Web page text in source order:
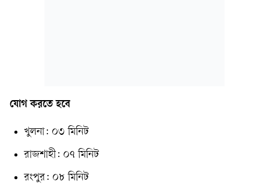
যোগ করতে হবে
খুলনা: ০৩ মিনিট
রাজশাহী: ০৭ মিনিট
রংপুর: ০৮ মিনিট